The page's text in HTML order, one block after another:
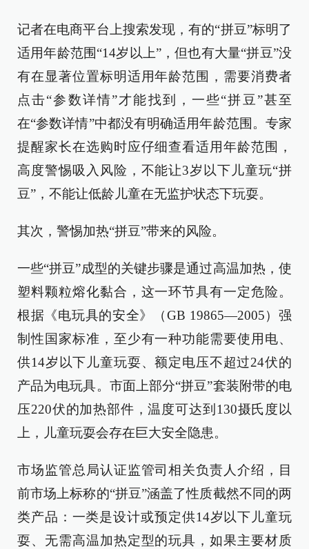
记者在电商平台上搜索发现，有的“拼豆”标明了
适用年龄范围“14岁以上”，但也有大量“拼豆”没
有在显著位置标明适用年龄范围，需要消费者
点击“参数详情”才能找到，一些“拼豆”甚至
在“参数详情”中都没有明确适用年龄范围。专家
提醒家长在选购时应仔细查看适用年龄范围，
高度警惕吸入风险，不能让3岁以下儿童玩“拼
豆”，不能让低龄儿童在无监护状态下玩耍。
其次，警惕加热“拼豆”带来的风险。
一些“拼豆”成型的关键步骤是通过高温加热，使
塑料颗粒熔化黏合，这一环节具有一定危险。
根据《电玩具的安全》（GB 19865—2005）强
制性国家标准，至少有一种功能需要使用电、
供14岁以下儿童玩耍、额定电压不超过24伏的
产品为电玩具。市面上部分“拼豆”套装附带的电
压220伏的加热部件，温度可达到130摄氏度以
上，儿童玩耍会存在巨大安全隐患。
市场监管总局认证监管司相关负责人介绍，目
前市场上标称的“拼豆”涵盖了性质截然不同的两
类产品：一类是设计或预定供14岁以下儿童玩
耍、无需高温加热定型的玩具，如果主要材质